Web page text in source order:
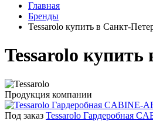
Главная
Бренды
Tessarolo купить в Санкт-
Tessarolo
Продукция компании
Под заказ Tessarolo Гардеробная